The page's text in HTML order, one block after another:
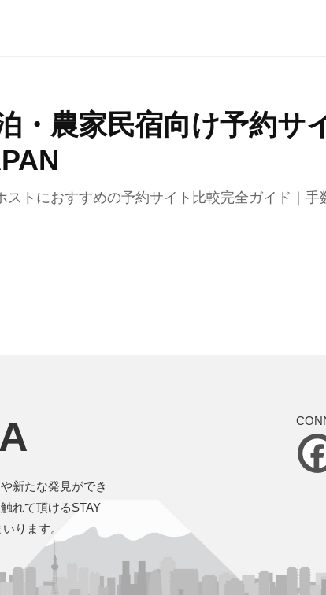
・農家民宿向け予約サ
ストにおすすめの予約サイト比較完全ガイド｜
新たな発見ができ
れて頂けるSTAY
ります。